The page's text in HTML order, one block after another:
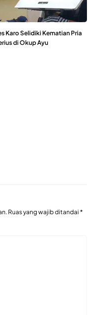
Karo Selidiki Kematian Pria
di Okup Ayu
Ruas yang wajib ditandai *